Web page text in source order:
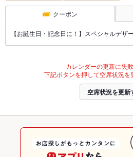
クーポン
【お誕生日・記念日に！】スペシャルデ
カレンダーの更新に失敗
下記ボタンを押して空席状況を
空席状況を更新